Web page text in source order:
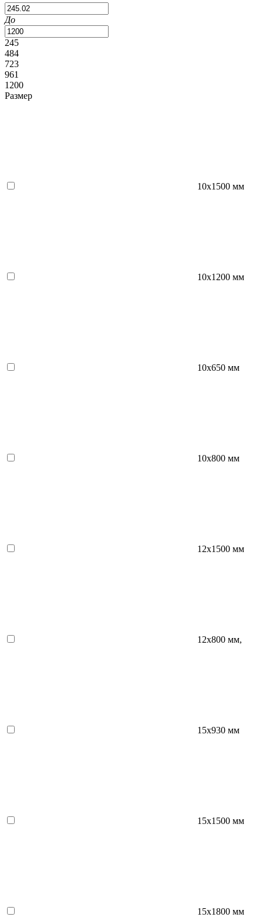
До
245
484
723
961
1200
Размер
10x1500 мм
10х1200 мм
10х650 мм
10х800 мм
12х1500 мм
12х800 мм,
15x930 мм
15х1500 мм
15х1800 мм